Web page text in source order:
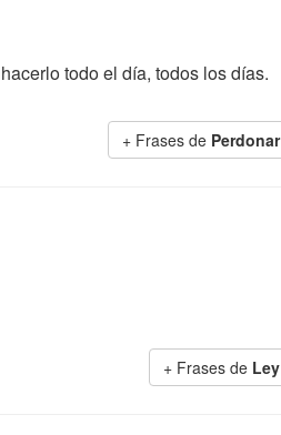
todo el día, todos los días.
+ Frases de Perdonar
+ Frases de Ley